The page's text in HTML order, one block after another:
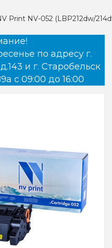
Print NV-052 (LBP212dw/
по адресу г.
и г. Старобельск
с 09:00 до 16:00